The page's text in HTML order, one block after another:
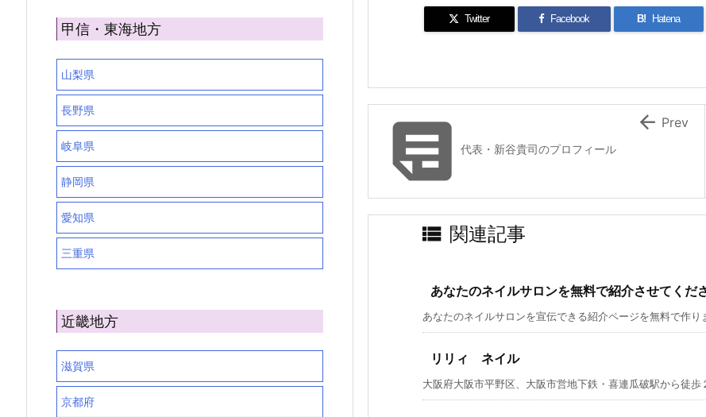
Twitter Facebook B! Hatena
代表・新谷貴司のプロフィール
 Prev
 関連記事
あなたのネイルサロンを無料で紹介させてくださ
あなたのネイルサロンを宣伝できる紹介ページを無料で作り
リリィ ネイル
大阪府大阪市平野区、大阪市営地下鉄・喜連瓜破駅から徒
甲信・東海地方
山梨県
長野県
岐阜県
静岡県
愛知県
三重県
近畿地方
滋賀県
京都府